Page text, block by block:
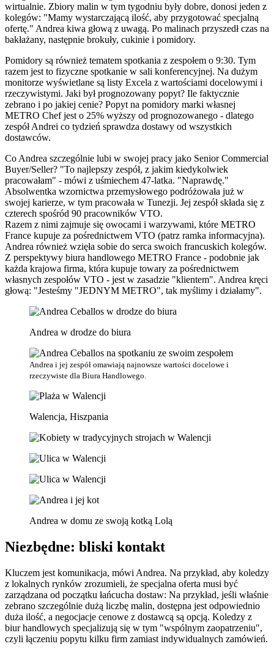
wirtualnie. Zbiory malin w tym tygodniu były dobre, donosi jeden z
kolegów: "Mamy wystarczającą ilość, aby przygotować specjalną
ofertę." Andrea kiwa głową z uwagą. Po malinach przyszedł czas na
bakłażany, następnie brokuły, cukinie i pomidory.
Pomidory są również tematem spotkania z zespołem o 9:30. Tym
razem jest to fizyczne spotkanie w sali konferencyjnej. Na dużym
monitorze wyświetlane są listy Excela z wartościami docelowymi i
rzeczywistymi. Jaki był prognozowany popyt? Ile faktycznie
zebrano i po jakiej cenie? Popyt na pomidory marki własnej
METRO Chef jest o 25% wyższy od prognozowanego - dlatego
zespół Andrei co tydzień sprawdza dostawy od wszystkich
dostawców.
Co Andrea szczególnie lubi w swojej pracy jako Senior Commercial
Buyer/Seller? "To najlepszy zespół, z jakim kiedykolwiek
pracowałam" - mówi z uśmiechem 47-latka. "Naprawdę."
Absolwentka wzornictwa przemysłowego podróżowała już w
swojej karierze, w tym pracowała w Tunezji. Jej zespół składa się z
czterech spośród 90 pracowników VTO.
Razem z nimi zajmuje się owocami i warzywami, które METRO
France kupuje za pośrednictwem VTO (patrz ramka informacyjna).
Andrea również wzięła sobie do serca swoich francuskich kolegów.
Z perspektywy biura handlowego METRO France - podobnie jak
każda krajowa firma, która kupuje towary za pośrednictwem
własnych zespołów VTO - jest w zasadzie "klientem". Andrea kręci
głową: "Jesteśmy "JEDNYM METRO", tak myślimy i działamy".
Andrea w drodze do biura
Andrea i jej zespół omawiają najnowsze wartości docelowe i
rzeczywiste dla Biura Handlowego.
Walencja, Hiszpania
Andrea w domu ze swoją kotką Lolą
Niezbędne: bliski kontakt
Kluczem jest komunikacja, mówi Andrea. Na przykład, aby koledzy
z lokalnych rynków zrozumieli, że specjalna oferta musi być
zarządzana od początku łańcucha dostaw: Na przykład, jeśli właśnie
zebrano szczególnie dużą liczbę malin, dostępna jest odpowiednio
duża ilość, a negocjacje cenowe z dostawcą są opcją. Koledzy z
biur handlowych specjalizują się w tym "wspólnym zaopatrzeniu",
czyli łączeniu popytu kilku firm zamiast indywidualnych zamówień.